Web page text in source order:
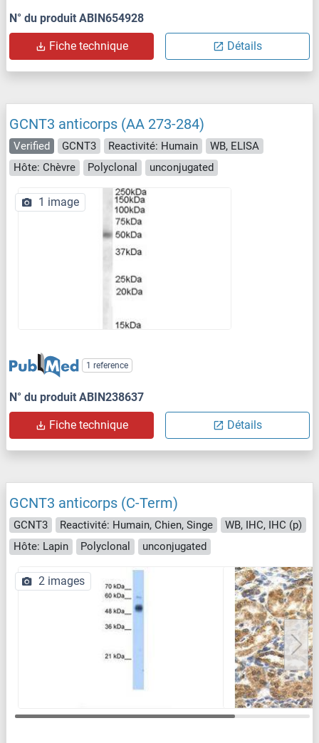
N° du produit ABIN654928
Fiche technique Détails
GCNT3 anticorps (AA 273-284)
Verified GCNT3 Reactivité: Humain
WB, ELISA
Hôte: Chèvre
Polyclonal unconjugated
1 image
1 reference
N° du produit ABIN238637
Fiche technique Détails
GCNT3 anticorps (C-Term)
GCNT3 Reactivité: Humain, Chien, Singe
WB, IHC, IHC (p)
Hôte: Lapin
Polyclonal unconjugated
2 images